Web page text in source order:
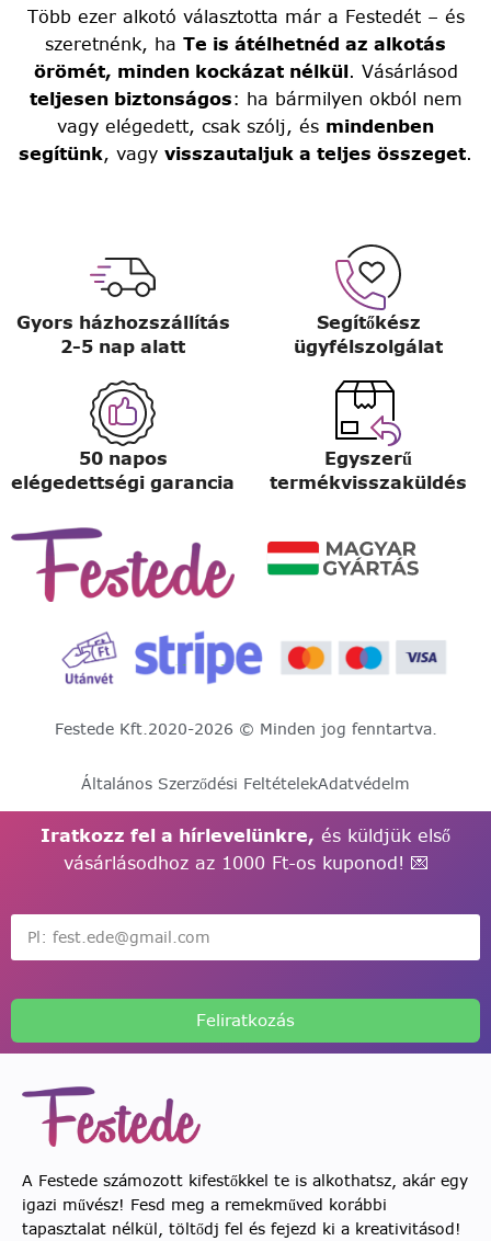
Több ezer alkotó választotta már a Festedét – és
szeretnénk, ha Te is átélhetnéd az alkotás
örömét, minden kockázat nélkül. Vásárlásod
teljesen biztonságos: ha bármilyen okból nem
vagy elégedett, csak szólj, és mindenben
segítünk, vagy visszautaljuk a teljes összeget.
Gyors házhozszállítás
2-5 nap alatt
Segítőkész
ügyfélszolgálat
50 napos
elégedettségi garancia
Egyszerű
termékvisszaküldés
Festede Kft.2020-2026 © Minden jog fenntartva.
Általános Szerződési FeltételekAdatvédelm
Iratkozz fel a hírlevelünkre, és küldjük első
vásárlásodhoz az 1000 Ft-os kuponod! 💌
Feliratkozás
A Festede számozott kifestőkkel te is alkothatsz, akár egy
igazi művész! Fesd meg a remekműved korábbi
tapasztalat nélkül, töltődj fel és fejezd ki a kreativitásod!